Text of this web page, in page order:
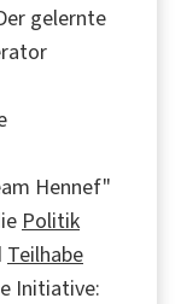
gelernte
Hennef"
Politik
Teilhabe
Initiative: